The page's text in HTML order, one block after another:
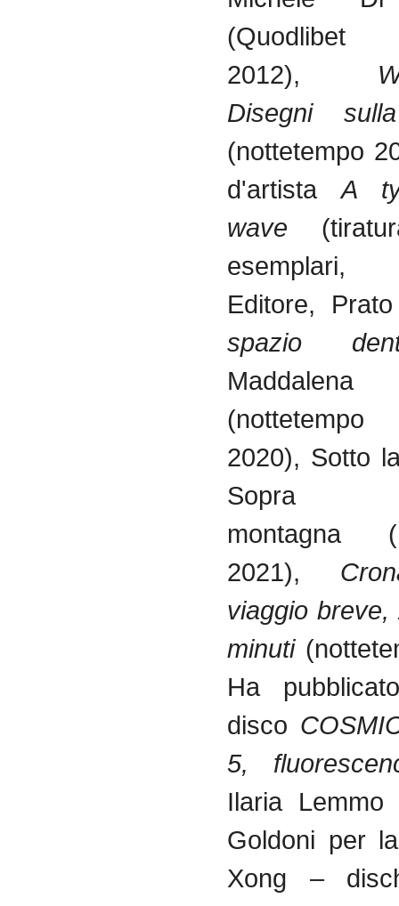
(Quodlibet
2012),
Disegni
(nottetempo
d'artista A
wave
Editore,
spazio
2020), Sotto
montagna
2021),
viaggio breve,
minuti
Ha
disco
5,
Ilaria
Goldoni per
Xong –